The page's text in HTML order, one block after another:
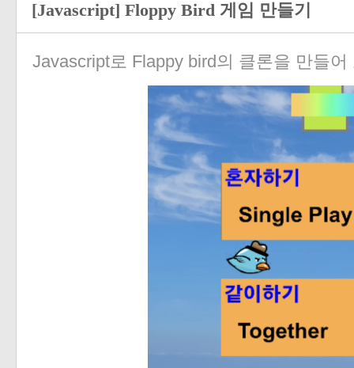
[Javascript] Floppy Bird 게임 만들기
Javascript로 Flappy bird의 클론을 만들어